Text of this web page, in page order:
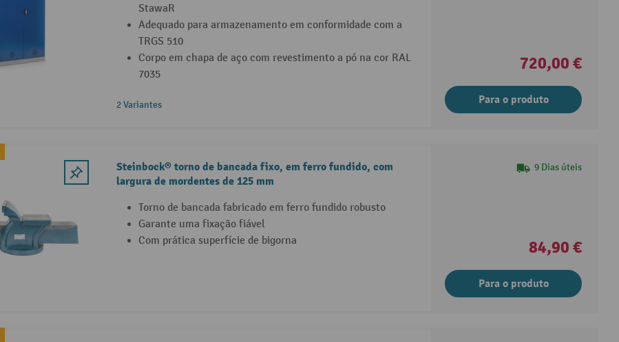
StawaR
Adequado para armazenamento em conformidade com a
TRGS 510
Corpo em chapa de aço com revestimento a pó na cor RAL
7035
2 Variantes
720,00 €
Para o produto
Steinbock® torno de bancada fixo, em ferro fundido, com
largura de mordentes de 125 mm
Torno de bancada fabricado em ferro fundido robusto
Garante uma fixação fiável
Com prática superfície de bigorna
9 Dias úteis
84,90 €
Para o produto